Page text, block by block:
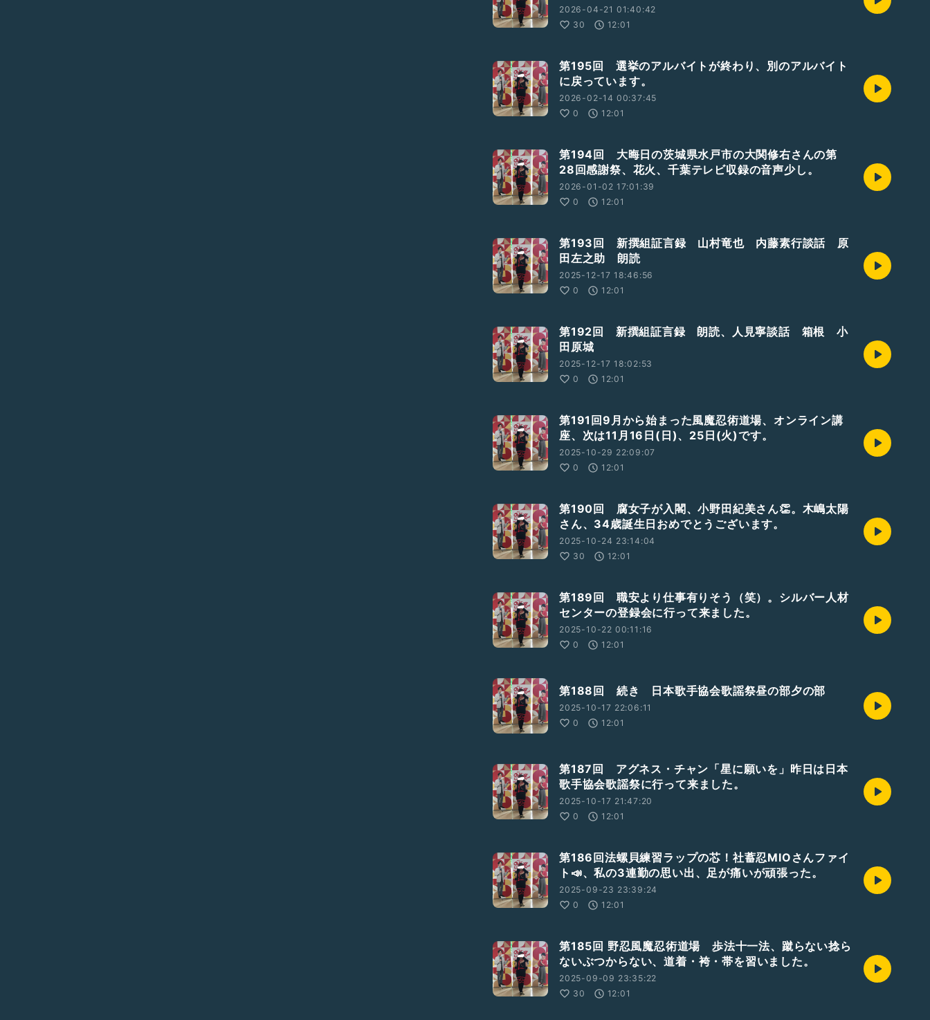
2026-04-21 01:40:42
30
12:01
第195回 選挙のアルバイトが終わり、別のアルバイト
に戻っています。
2026-02-14 00:37:45
0
12:01
第194回 大晦日の茨城県水戸市の大関修右さんの第
28回感謝祭、花火、千葉テレビ収録の音声少し。
2026-01-02 17:01:39
0
12:01
第193回 新撰組証言録 山村竜也 内藤素行談話 原
田左之助 朗読
2025-12-17 18:46:56
0
12:01
第192回 新撰組証言録 朗読、人見寧談話 箱根 小
田原城
2025-12-17 18:02:53
0
12:01
第191回9月から始まった風魔忍術道場、オンライン講
座、次は11月16日(日)、25日(火)です。
2025-10-29 22:09:07
0
12:01
第190回 腐女子が入閣、小野田紀美さん👏。木嶋太陽
さん、34歳誕生日おめでとうございます。
2025-10-24 23:14:04
30
12:01
第189回 職安より仕事有りそう（笑）。シルバー人材
センターの登録会に行って来ました。
2025-10-22 00:11:16
0
12:01
第188回 続き 日本歌手協会歌謡祭昼の部夕の部
2025-10-17 22:06:11
0
12:01
第187回 アグネス・チャン「星に願いを」昨日は日本
歌手協会歌謡祭に行って来ました。
2025-10-17 21:47:20
0
12:01
第186回法螺貝練習ラップの芯！社蓄忍MIOさんファイ
ト📣、私の3連勤の思い出、足が痛いが頑張った。
2025-09-23 23:39:24
0
12:01
第185回 野忍風魔忍術道場 歩法十一法、蹴らない捻ら
ないぶつからない、道着・袴・帯を習いました。
2025-09-09 23:35:22
30
12:01